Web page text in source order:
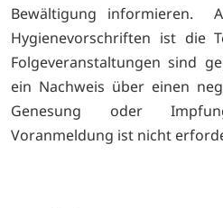
Bewältigung informieren.
Hygienevorschriften ist die
Folgeveranstaltungen sind
ein Nachweis über einen
Genesung oder
Voranmeldung ist nicht